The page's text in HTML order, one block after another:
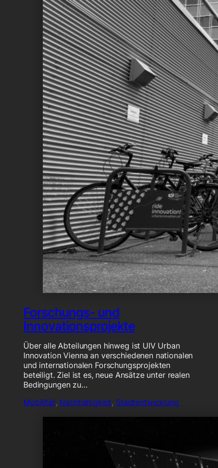
Forschungs- und
Innovationsprojekte
Über alle Abteilungen hinweg ist UIV Urban
Innovation Vienna an verschiedenen nationalen
und internationalen Forschungsprojekten
beteiligt. Ziel ist es, neue Ansätze unter realen
Bedingungen zu…
Mobilität, Nachhaltigkeit, Stadtentwicklung